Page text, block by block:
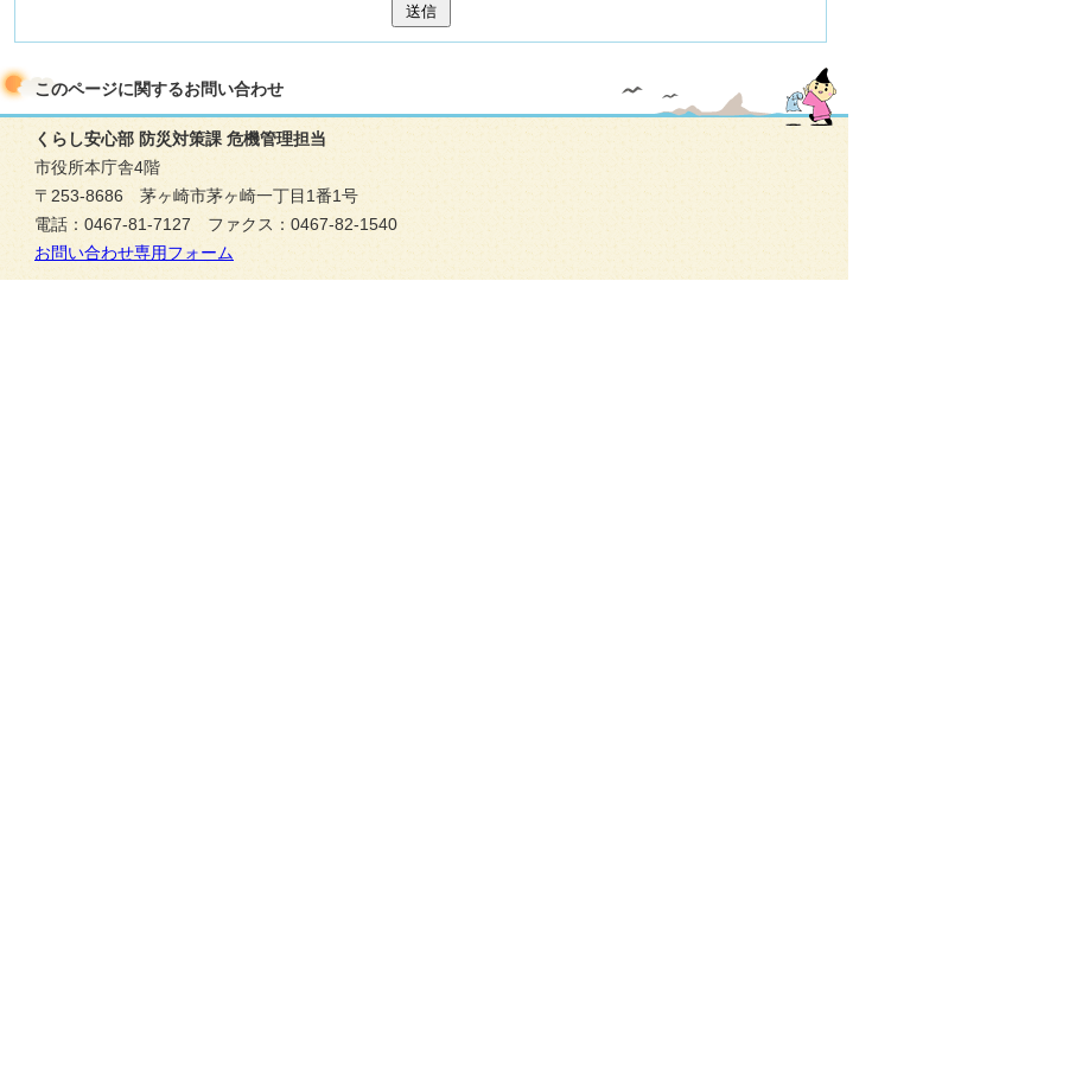
送信
このページに関するお問い合わせ
くらし安心部 防災対策課 危機管理担当
市役所本庁舎4階
〒253-8686 茅ヶ崎市茅ヶ崎一丁目1番1号
電話：0467-81-7127 ファクス：0467-82-1540
お問い合わせ専用フォーム